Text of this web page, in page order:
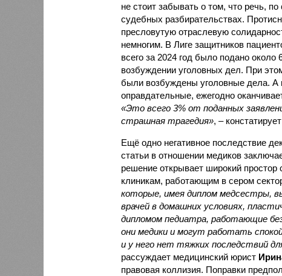
не стоит забывать о том, что речь,
судебных разбирательствах.
пресловутую отраслевую
немногим. В Лиге защитников
всего за 2024 год было подано около
возбуждении уголовных дел. При
были возбуждены уголовные дела. А
оправдательные, ежегодно
«Это всего 3% от поданных
страшная трагедия», –
Ещё одно негативное последствие
статьи в отношении медиков
решение открывает широкий простор
клиникам, работающим в сером
которые, имея диплом медсестры,
врачей в домашних условиях,
дипломом педиатра, работающие
они медики и могут работать
и у него нет тяжких последствий
рассуждает медицинский юрист
правовая коллизия. Поправки